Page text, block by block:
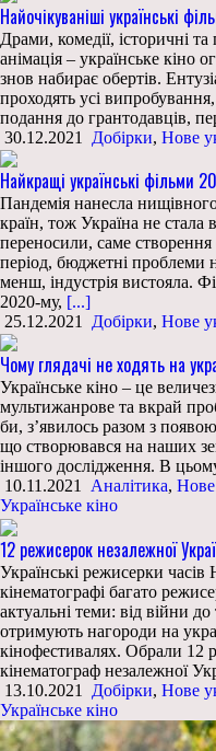
Найочікуваніші українські
Драми, комедії, історичні
анімація – українське кіно
знов набирає обертів.
проходять усі
подання до грантодавців,
30.12.2021
Добірки, Нове
Найкращі українські фільми
Пандемія нанесла
країн, тож Україна не
переносили, саме
період, бюджетні проблеми
менш, індустрія вистояла.
2020-му, [...]
25.12.2021
Добірки, Нове
Чому глядачі не ходять на
Українське кіно – це
мультижанрове та вкрай
би, з’явилось разом з
що створювався на наших
іншого дослідження. В
10.11.2021
Аналітика, Нове
Українське кіно
12 режисерок незалежної
Українські режисерки
кінематографі багато
актуальні теми: від війни
отримують нагороди на
кінофестивалях. Обрали 12
кінематограф незалежної
13.10.2021
Добірки, Нове
Українське кіно